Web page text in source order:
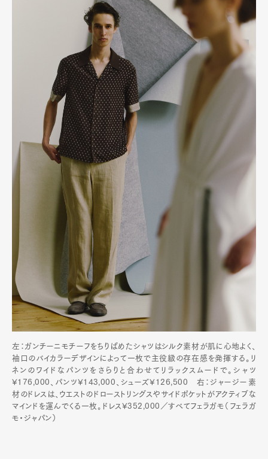
左：ガンチーニモチーフをちりばめたシャツはシルク素材が肌に心地よく、
袖口のバイカラーデザインによって一枚で主役級の存在感を発揮する。リ
ネンのワイドなパンツをさらりと合わせてリラックスムードで。シャツ
¥176,000、パンツ¥143,000、シューズ¥126,500 右：ジャージー素
材のドレスは、ウエストのドローストリングスやサイドポケットがアクティブな
マインドを運んでくる一枚。ドレス¥352,000／すべてフェラガモ（フェラガ
モ・ジャパン）